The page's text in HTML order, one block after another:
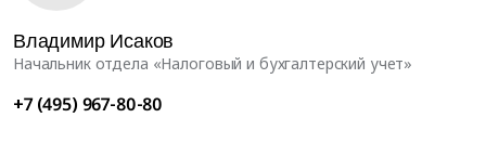
Владимир Исаков
Начальник отдела «Налоговый и бухгалтерский учет»
+7 (495) 967-80-80